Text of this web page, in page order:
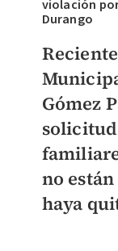
violación
Durango
Gómez
no
haya